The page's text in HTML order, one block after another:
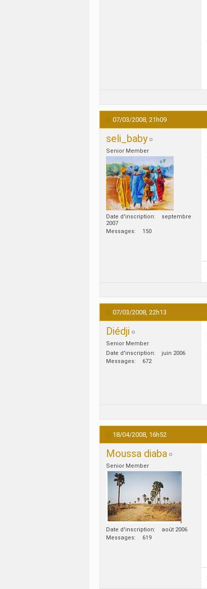
07/03/2008, 21h09
seli_baby
Senior Member
Date d'inscription
septembre
2007
Messages
150
07/03/2008, 22h13
Diédji
Senior Member
Date d'inscription
juin 2006
Messages
672
18/04/2008, 16h52
Moussa diaba
Senior Member
Date d'inscription
août 2006
Messages
619